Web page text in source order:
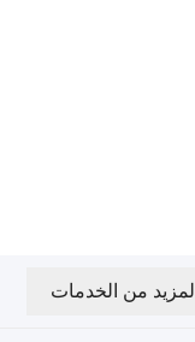
المزيد من الخدمات